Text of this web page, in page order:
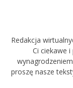
Redakcja
Ci ciekawe
proszę nasze